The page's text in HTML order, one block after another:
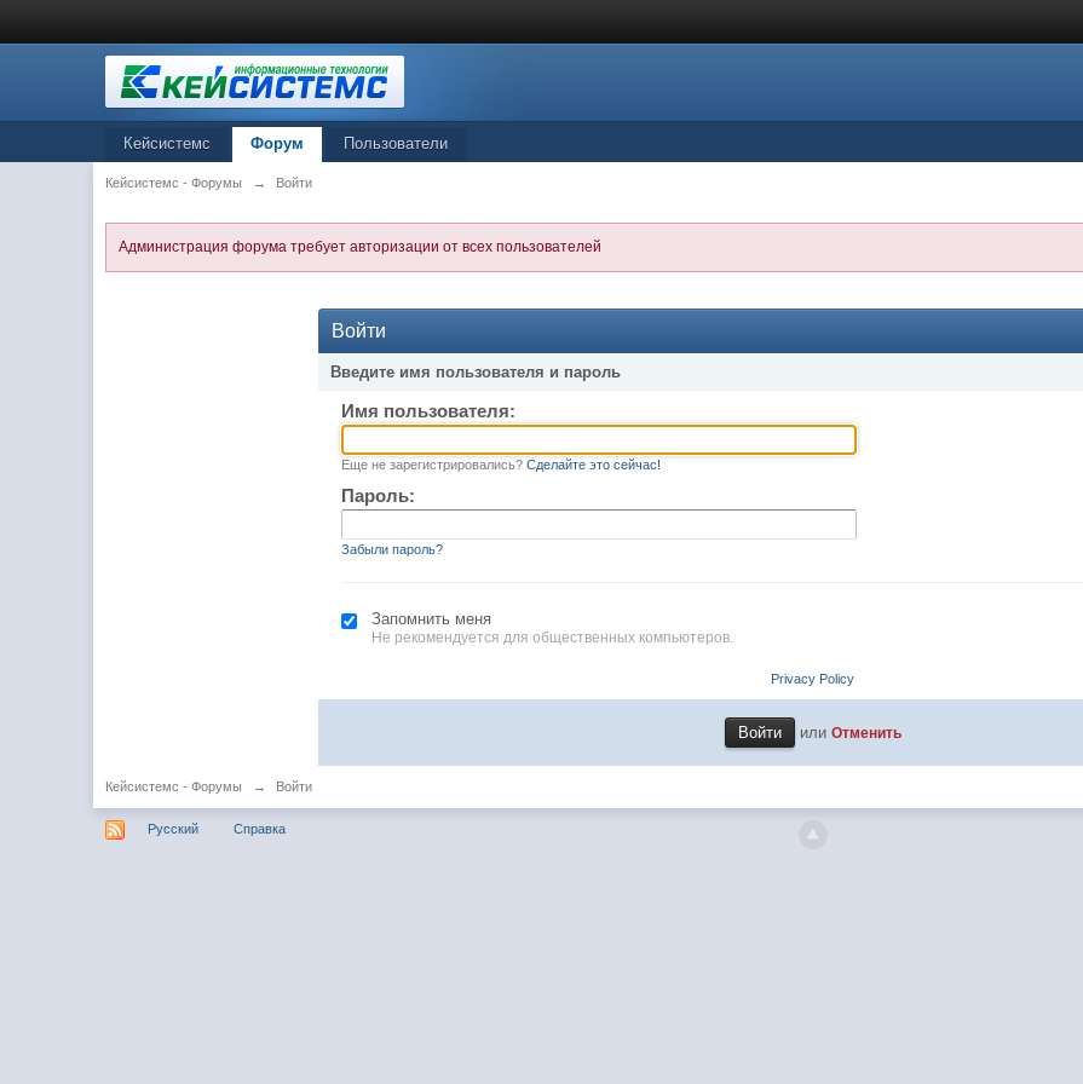
Кейсистемс Форум Пользователи
Кейсистемс - Форумы → Войти
Администрация форума требует авторизации от всех пользователей
Войти
Введите имя пользователя и пароль
Имя пользователя:
Еще не зарегистрировались? Сделайте это сейчас!
Пароль:
Забыли пароль?
Запомнить меня
Не рекомендуется для общественных компьютеров.
Privacy Policy
или Отменить
Кейсистемс - Форумы → Войти
Русский Справка